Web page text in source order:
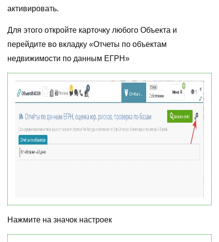
активировать.
Для этого откройте карточку любого Объекта и
перейдите во вкладку «Отчеты по объектам
недвижимости по данным ЕГРН»
Нажмите на значок настроек